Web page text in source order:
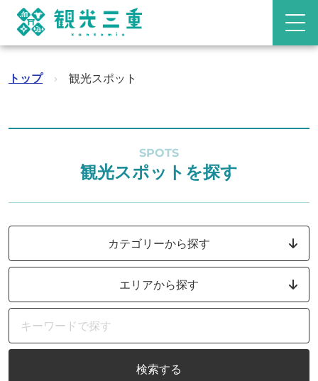
トップ › 観光スポット
SPOTS
観光スポットを探す
カテゴリーから探す
エリアから探す
検索する